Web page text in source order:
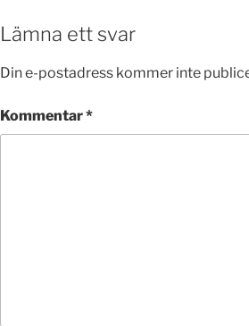
Lämna ett svar
Din e-postadress kommer inte
Kommentar*